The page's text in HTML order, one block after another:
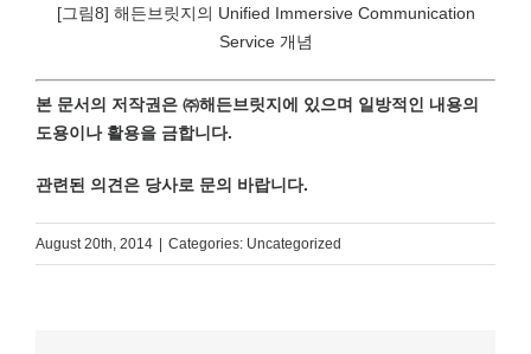
[그림8] 해든브릿지의 Unified Immersive Communication
Service 개념
본 문서의 저작권은 ㈜해든브릿지에 있으며 일방적인 내용의
도용이나 활용을 금합니다.
관련된 의견은 당사로 문의 바랍니다.
August 20th, 2014 Categories: Uncategorized